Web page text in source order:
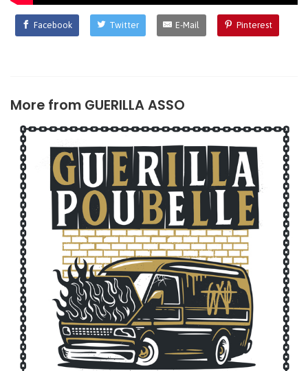
Facebook Twitter E-Mail Pinterest
More from GUERILLA ASSO